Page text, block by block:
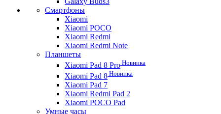
Смартфоны
Xiaomi
Xiaomi POCO
Xiaomi Redmi
Xiaomi Redmi Note
Планшеты
Xiaomi Pad 8 Pro Новинка
Xiaomi Pad 8 Новинка
Xiaomi Pad 7
Xiaomi Redmi Pad 2
Xiaomi POCO Pad
Умные часы